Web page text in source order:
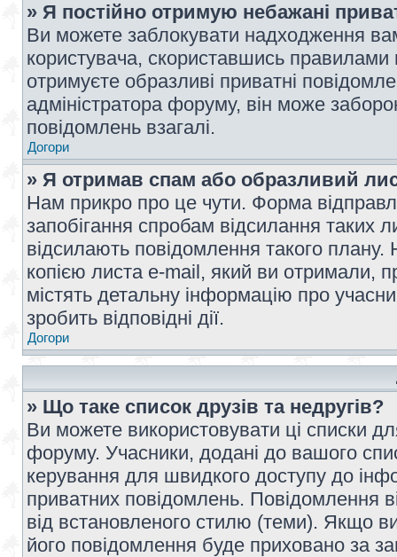
» Я постійно отримую небажані
Ви можете заблокувати надходження
користувача, скориставшись
отримуєте образливі приватні
адміністратора форуму, він може
повідомлень взагалі.
Догори
» Я отримав спам або образливий
Нам прикро про це чути. Форма
запобігання спробам відсилання таких
відсилають повідомлення такого
копією листа e-mail, який ви отримали,
містять детальну інформацію про
зробить відповідні дії.
Догори
» Що таке список друзів та недругів?
Ви можете використовувати ці списки
форуму. Учасники, додані до вашого
керування для швидкого доступу до
приватних повідомлень. Повідомлення
від встановленого стилю (теми). Якщо
його повідомлення буде приховано за